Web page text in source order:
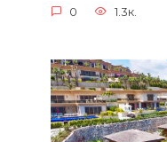
0 1.3к.